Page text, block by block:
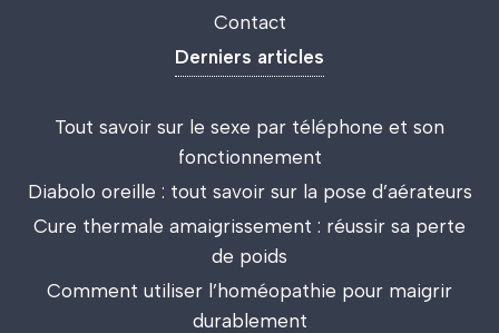
Contact
Derniers articles
Tout savoir sur le sexe par téléphone et son
fonctionnement
Diabolo oreille : tout savoir sur la pose d’aérateurs
Cure thermale amaigrissement : réussir sa perte
de poids
Comment utiliser l’homéopathie pour maigrir
durablement